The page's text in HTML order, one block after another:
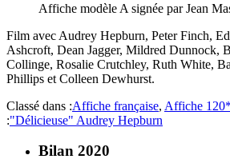
Affiche modèle A signée par Jean
Film avec Audrey Hepburn, Peter Finch,
Ashcroft, Dean Jagger, Mildred Dunnock,
Collinge, Rosalie Crutchley, Ruth White,
Phillips et Colleen Dewhurst.
Classé dans :Affiche française, Affiche
:"Délicieuse" Audrey Hepburn
Bilan 2020